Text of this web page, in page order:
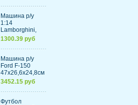
Машина р/у
1:14
Lamborghini,
30,7х13,6х8,5см
1300.39 руб
Машина р/у
Ford F-150
47х26,6х24,8см
с
аккумулятором,
4 цвета
3452.15 руб
Футбол